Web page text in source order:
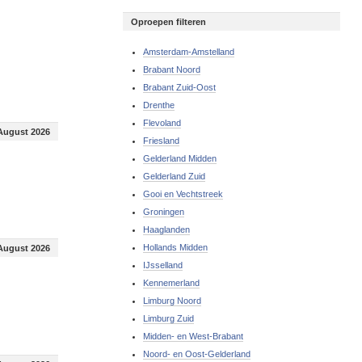
2026
2026
Oproepen filteren
Amsterdam-Amstelland
Brabant Noord
Brabant Zuid-Oost
Drenthe
Flevoland
Friesland
Gelderland Midden
Gelderland Zuid
Gooi en Vechtstreek
Groningen
Haaglanden
Hollands Midden
IJsselland
Kennemerland
Limburg Noord
Limburg Zuid
Midden- en West-Brabant
Noord- en Oost-Gelderland